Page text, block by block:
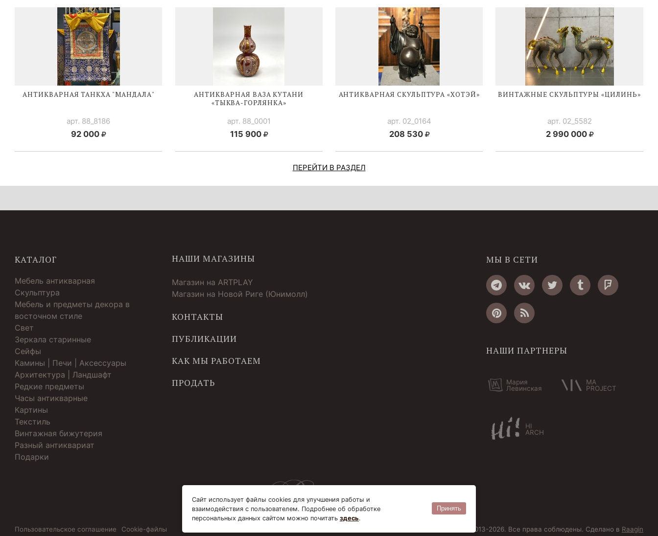
АНТИКВАРНАЯ ТАНКХА "МАНДАЛА"
арт. 88_8186
92 000
АНТИКВАРНАЯ ВАЗА КУТАНИ
«ТЫКВА-ГОРЛЯНКА»
арт. 88_0001
115 900
АНТИКВАРНАЯ СКУЛЬПТУРА «ХОТЭЙ»
арт. 02_0164
208 530
ВИНТАЖНЫЕ СКУЛЬПТУРЫ «ЦИЛИНЬ»
арт. 02_5582
2 990 000
ПЕРЕЙТИ В РАЗДЕЛ
КАТАЛОГ
Мебель антикварная
Скульптура
Мебель и предметы декора в
восточном стиле
Свет
Зеркала старинные
Cейфы
Камины | Печи | Аксессуары
Архитектура | Ландшафт
Редкие предметы
Часы антикварные
Картины
Текстиль
Винтажная бижутерия
Разный антиквариат
Подарки
НАШИ МАГАЗИНЫ
Магазин на ARTPLAY
Магазин на Новой Риге (Юнимолл)
КОНТАКТЫ
ПУБЛИКАЦИИ
КАК МЫ РАБОТАЕМ
ПРОДАТЬ
МЫ В СЕТИ
НАШИ ПАРТНЕРЫ
Мария
Левинская
MA
PROJECT
HI
ARCH
Пользовательское соглашение Cookie-файлы © Bersoantik 2013-2026. Все права соблюдены. Сделано в Raagin
Сайт использует файлы cookies для улучшения работы и
взаимодействия с пользователем. Подробнее об обработке
персональных данных сайтом можно почитать здесь.
Принять